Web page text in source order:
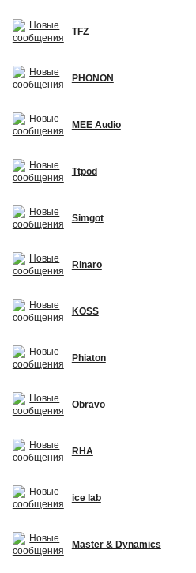
TFZ
PHONON
MEE Audio
Ttpod
Simgot
Rinaro
KOSS
Phiaton
Obravo
RHA
ice lab
Master & Dynamics